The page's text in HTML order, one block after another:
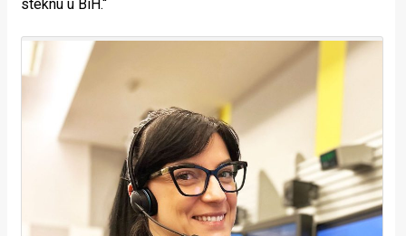
steknu u BiH.“